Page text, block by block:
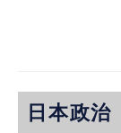
日本政治